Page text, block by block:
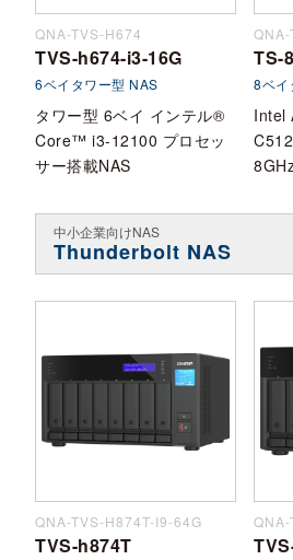
QNA-TVS-H674
TVS-h674-i3-16G
6ベイタワー型 NAS
タワー型 6ベイ インテル®
Core™ i3-12100 プロセッ
サー搭載NAS
TS-
8ベイ
Intel
中小企業向けNAS
Thunderbolt NAS
QNA-TVS-H874T-I9-64G
TVS-h874T